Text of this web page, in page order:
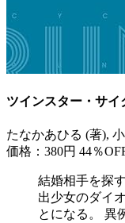
ツインスター・サイ
たなかあひる (著),
価格：380円 44％
結婚相手を探
出少女のダイ
とになる。 異